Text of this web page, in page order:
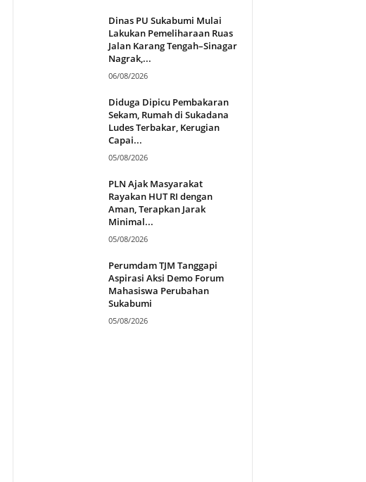
Dinas PU Sukabumi Mulai
Lakukan Pemeliharaan Ruas
Jalan Karang Tengah–Sinagar
Nagrak,...
06/08/2026
Diduga Dipicu Pembakaran
Sekam, Rumah di Sukadana
Ludes Terbakar, Kerugian
Capai...
05/08/2026
PLN Ajak Masyarakat
Rayakan HUT RI dengan
Aman, Terapkan Jarak
Minimal...
05/08/2026
Perumdam TJM Tanggapi
Aspirasi Aksi Demo Forum
Mahasiswa Perubahan
Sukabumi
05/08/2026